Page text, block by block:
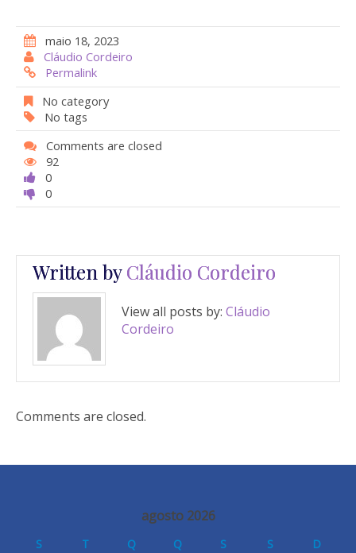
e
b
o
o
k
at
s
A
p
p
itt
er
er
st
maio 18, 2023
Cláudio Cordeiro
Permalink
No category
No tags
Comments are closed
92
0
0
Written byCláudio Cordeiro
View all posts by: Cláudio
Cordeiro
Comments are closed.
agosto 2026
S T Q Q S S D